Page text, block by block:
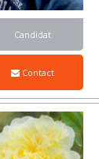
Candidat
Contact